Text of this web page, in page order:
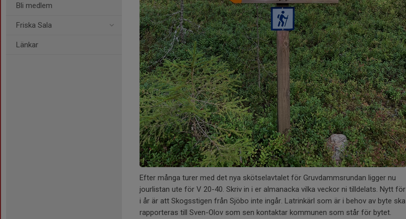
Bli medlem
Friska Sala
Länkar
Efter många turer med det nya skötselavtalet för Gruvdammsrundan ligger nu
jourlistan ute för V 20-40. Skriv in i er almanacka vilka veckor ni tilldelats. Nytt för
i år är att Skogsstigen från Sjöbo inte ingår. Latrinkärl som är i behov av byte ska
rapporteras till Sven-Olov som sen kontaktar kommunen som står för bytet.